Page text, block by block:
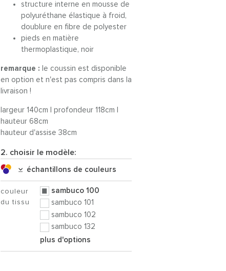
structure interne en mousse de
polyuréthane élastique à froid,
doublure en fibre de polyester
pieds en matière
thermoplastique, noir
remarque : le coussin est disponible
en option et n'est pas compris dans la
livraison !
largeur 140cm | profondeur 118cm |
hauteur 68cm
hauteur d'assise 38cm
2. choisir le modèle:
échantillons de couleurs
couleur
du tissu
sambuco 100
sambuco 101
sambuco 102
sambuco 132
plus d'options